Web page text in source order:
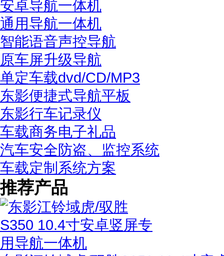
安卓导航一体机
通用导航一体机
智能语音声控导航
原车屏升级导航
单定车载dvd/CD/MP3
东影便捷式导航平板
东影行车记录仪
车载商务电子礼品
汽车安全防盗、监控系统
车载定制系统方案
推荐产品